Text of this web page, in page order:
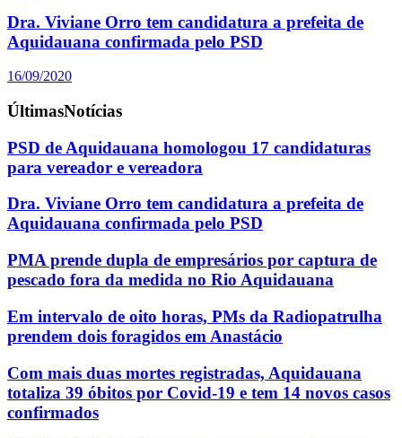
Dra. Viviane Orro tem candidatura a prefeita de
Aquidauana confirmada pelo PSD
16/09/2020
ÚltimasNotícias
PSD de Aquidauana homologou 17 candidaturas
para vereador e vereadora
Dra. Viviane Orro tem candidatura a prefeita de
Aquidauana confirmada pelo PSD
PMA prende dupla de empresários por captura de
pescado fora da medida no Rio Aquidauana
Em intervalo de oito horas, PMs da Radiopatrulha
prendem dois foragidos em Anastácio
Com mais duas mortes registradas, Aquidauana
totaliza 39 óbitos por Covid-19 e tem 14 novos casos
confirmados